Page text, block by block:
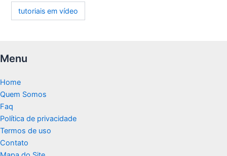
tutoriais em vídeo
Menu
Home
Quem Somos
Faq
Política de privacidade
Termos de uso
Contato